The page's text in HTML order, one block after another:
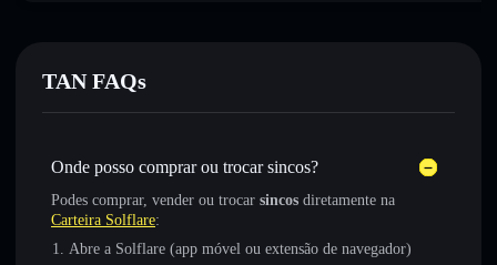
TAN FAQs
Onde posso comprar ou trocar sincos?
Podes comprar, vender ou trocar sincos diretamente na
Carteira Solflare:
Abre a Solflare (app móvel ou extensão de navegador)